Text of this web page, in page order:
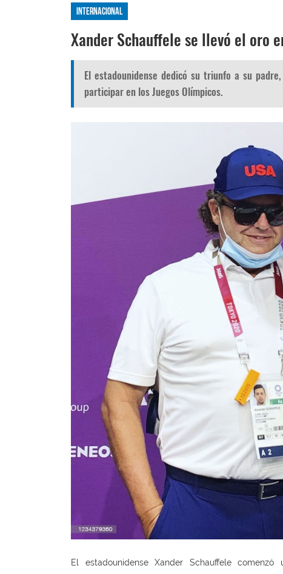
Internacional
Xander Schauffele se llevó el oro
El estadounidense dedicó su triunfo a su
participar en los Juegos Olímpicos.
El estadounidense Xander Schauffele